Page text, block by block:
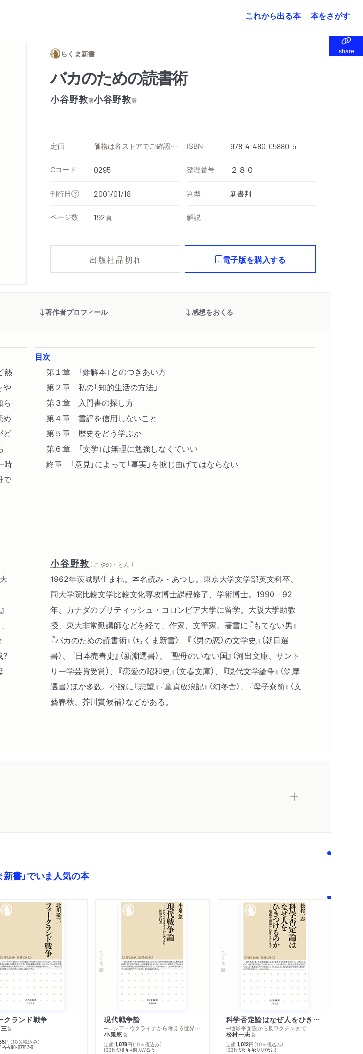
これから出る本 本をさがす
share
share
ちくま新書
バカのための読書術
小谷野敦著小谷野敦著
定価 価格は各ストアでご確認ください ISBN 978-4-480-05880-5
Cコード 0295 整理番号 ２８０
刊行日 2001/01/18 判型 新書判
ページ数 192頁 解説
出版社品切れ 電子版を購入する
著作者プロフィール 感想をおくる
熱
や
ら
め
ど
時
で
目次
第１章 「難解本」とのつきあい方
第２章 私の「知的生活の方法」
第３章 入門書の探し方
第４章 書評を信用しないこと
第５章 歴史をどう学ぶか
第６章 「文学」は無理に勉強しなくていい
終章 「意見」によって「事実」を捩じ曲げてはならない
?
小谷野敦 （ こやの・とん ）
1962年茨城県生まれ。本名読み・あつし。東京大学文学部英文科卒、
同大学院比較文学比較文化専攻博士課程修了、学術博士。1990－92
年、カナダのブリティッシュ・コロンビア大学に留学。大阪大学助教
授、東大非常勤講師などを経て、作家、文筆家。著書に『もてない男』
『バカのための読書術』（ちくま新書）、『〈男の恋〉の文学史』（朝日選
書）、『日本売春史』（新潮選書）、『聖母のいない国』（河出文庫、サント
リー学芸賞受賞）、『恋愛の昭和史』（文春文庫）、『現代文学論争』（筑摩
選書）ほか多数。小説に『悲望』『童貞放浪記』（幻冬舎）、『母子寮前』（文
藝春秋、芥川賞候補）などがある。
新書」でいま人気の本
クランド戦争
著
円 （10％税込み）
4-480-07753-0
ちくま新書
現代戦争論
─ロシア・ウクライナから考える世界の行方
小泉悠著
定価:1,078円 （10％税込み）
ISBN:978-4-480-07732-5
ちくま新書
科学否定論はなぜ人をひきつけるのか
─地球平面説から反ワクチンまで
松村一志著
定価:1,012円 （10％税込み）
ISBN:978-4-480-07752-3